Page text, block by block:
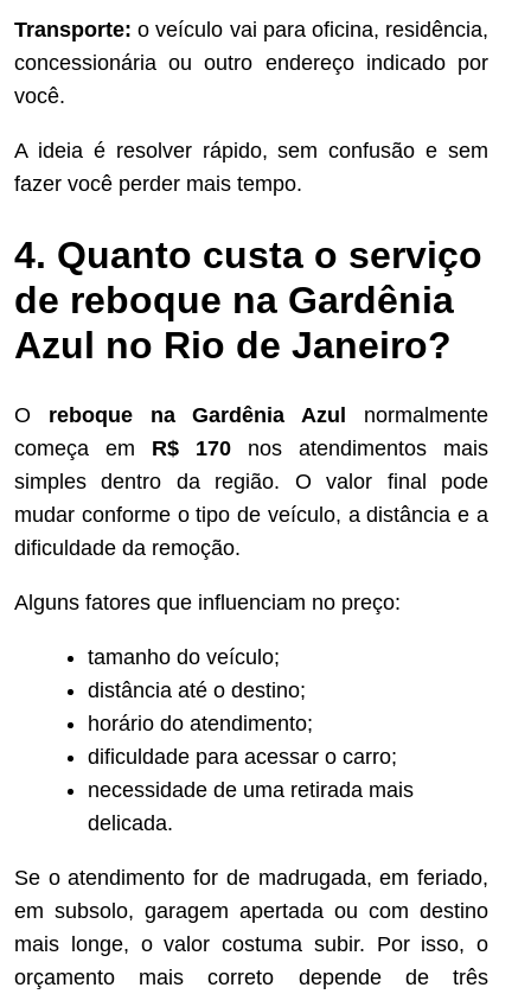
Transporte: o veículo vai para oficina, residência,
concessionária ou outro endereço indicado por
você.
A ideia é resolver rápido, sem confusão e sem
fazer você perder mais tempo.
4. Quanto custa o serviço
de reboque na Gardênia
Azul no Rio de Janeiro?
O reboque na Gardênia Azul
normalmente
começa em R$ 170 nos atendimentos mais
simples dentro da região. O valor final pode
mudar conforme o tipo de veículo, a distância e a
dificuldade da remoção.
Alguns fatores que influenciam no preço:
tamanho do veículo;
distância até o destino;
horário do atendimento;
dificuldade para acessar o carro;
necessidade de uma retirada mais
delicada.
Se o atendimento for de madrugada, em feriado,
em subsolo, garagem apertada ou com destino
mais longe, o valor costuma subir. Por isso, o
orçamento mais correto depende de três